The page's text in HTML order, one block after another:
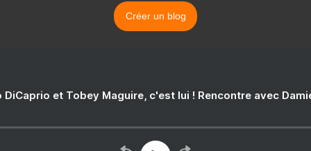
Créer un blog
DiCaprio et Tobey Maguire, c'est lui ! Rencontre avec